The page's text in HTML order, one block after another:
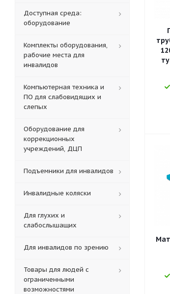
Доступная среда:
оборудование
Комплекты оборудования,
рабочие места для
инвалидов
Компьютерная техника и
ПО для слабовидящих и
слепых
Оборудование для
коррекционных
учреждений, ДЦП
Подъемники для инвалидов
Инвалидные коляски
Для глухих и
слабослышащих
Для инвалидов по зрению
Товары для людей с
ограниченными
возможностями